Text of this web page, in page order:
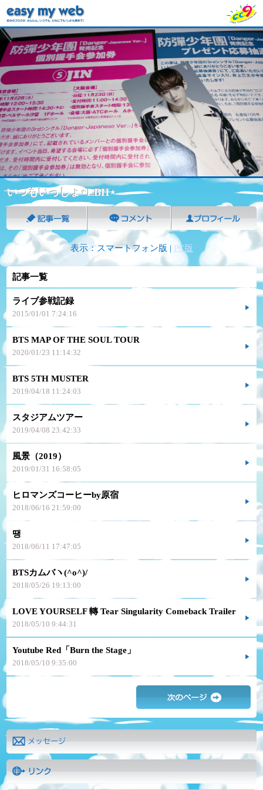
いつもいっしょ⋆LBH⋆
表示：スマートフォン版 | PC版
記事一覧
ライブ参戦記録
2015/01/01 7:24:16
BTS MAP OF THE SOUL TOUR
2020/01/23 11:14:32
BTS 5TH MUSTER
2019/04/18 11:24:03
スタジアムツアー
2019/04/08 23:42:33
風景（2019）
2019/01/31 16:58:05
ヒロマンズコーヒーby原宿
2018/06/16 21:59:00
땡
2018/06/11 17:47:05
BTSカムバヽ(^o^)/
2018/05/26 19:13:00
LOVE YOURSELF 轉 Tear Singularity Comeback Trailer
2018/05/10 9:44:31
Youtube Red「Burn the Stage」
2018/05/10 9:35:00